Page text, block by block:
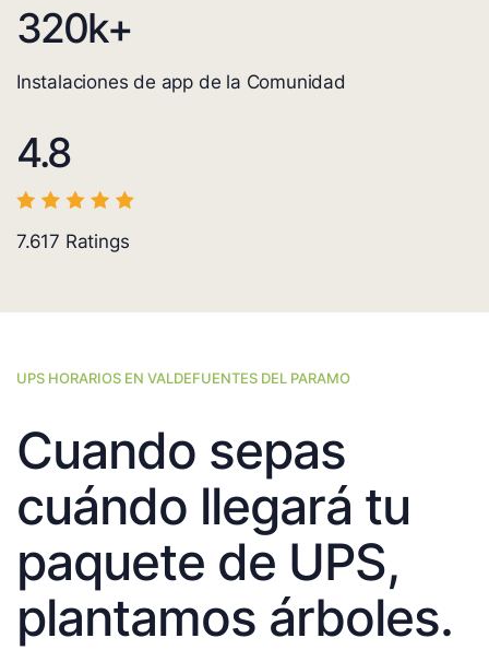
320k+
Instalaciones de app de la Comunidad
4.8
7.617 Ratings
UPS HORARIOS EN VALDEFUENTES DEL PARAMO
Cuando sepas
cuándo llegará tu
paquete de UPS,
plantamos árboles.